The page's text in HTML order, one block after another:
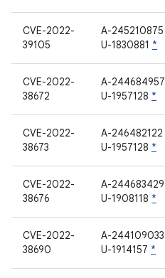
CVE-2022-
39105
A-245210875
U-1830881 *
CVE-2022-
38672
A-244684957
U-1957128 *
CVE-2022-
38673
A-246482122
U-1957128 *
CVE-2022-
38676
A-244683429
U-1908118 *
CVE-2022-
38690
A-244109033
U-1914157 *